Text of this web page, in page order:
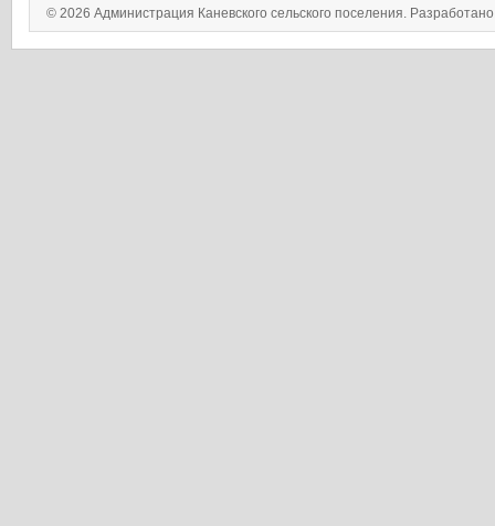
© 2026 Администрация Каневского сельского поселения.